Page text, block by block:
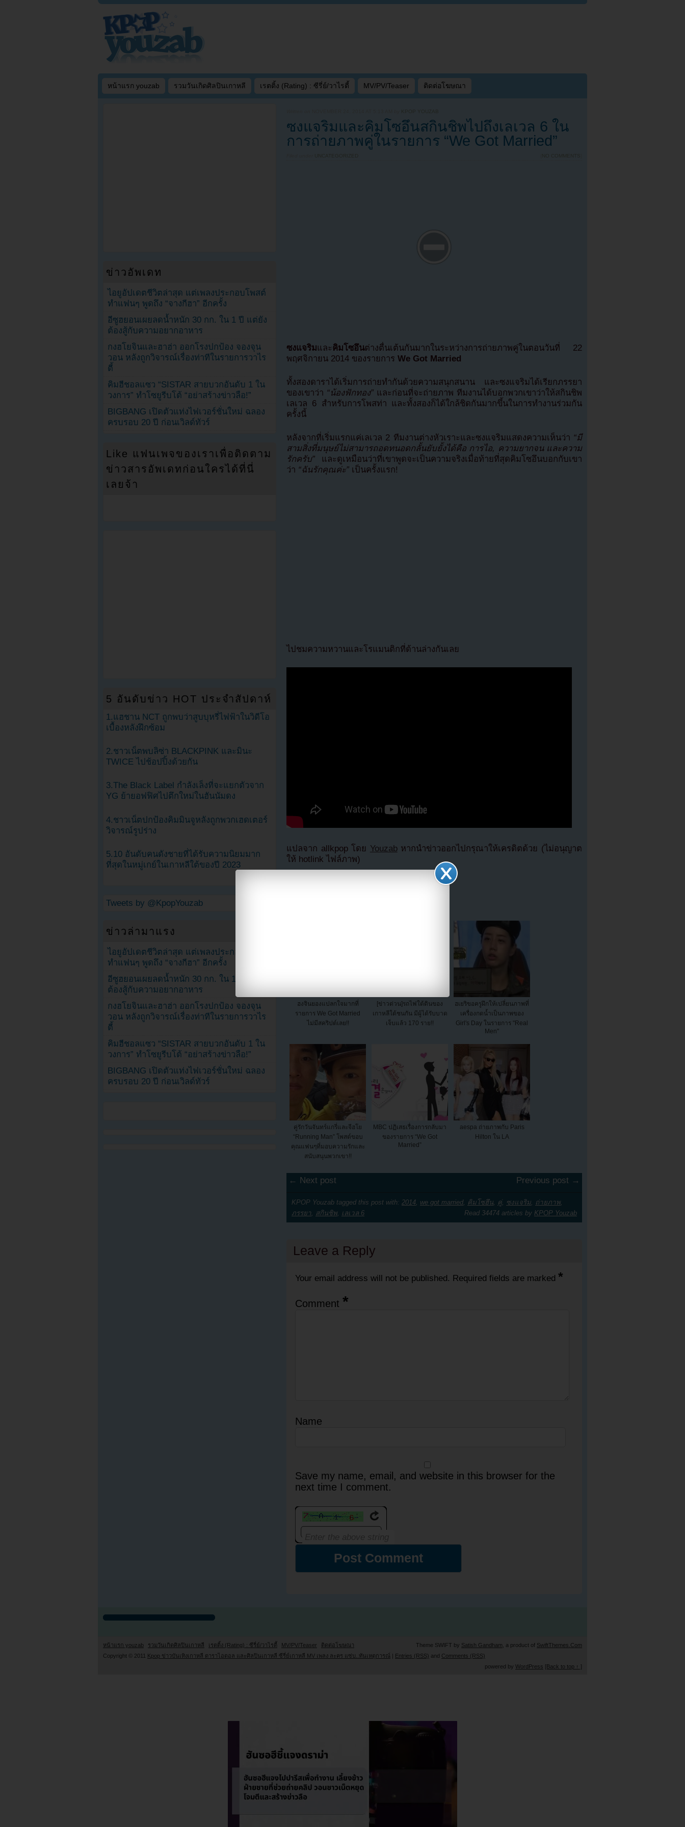
หน้าแรก youzab รวมวันเกิดศิลปินเกาหลี เรตติ้ง (Rating) : ซีรี่ย์/วาไรตี้ MV/PV/Teaser ติดต่อโฆษณา
KPOP YOUZAB
ซงแจริมและคิมโซอึนสกินชิพไปถึงเลเวล 6 ใน
การถ่ายภาพคู่ในรายการ “We Got Married”
UNCATEGORIZED NO COMMENTS
ซงแจริมและคิมโซอึนต่างตื่นเต้นกันมากในระหว่างการถ่ายภาพคู่ในตอนวันที่ 22
พฤศจิกายน 2014 ของรายการ We Got Married
ทั้งสองดาราได้เริ่มการถ่ายทำกันด้วยความสนุกสนาน และซงแจริมได้เรียกภรรยา
ของเขาว่า “น้องฟักทอง” และก่อนที่จะถ่ายภาพ ทีมงานได้บอกพวกเขาว่าให้สกินชิพ
เลเวล 6 สำหรับการโพสท่า และทั้งสองก็ได้ใกล้ชิดกันมากขึ้นในการทำงานร่วมกัน
ครั้งนี้
หลังจากที่เริ่มแรกแค่เลเวล 2 ทีมงานต่างหัวเราะและซงแจริมแสดงความเห็นว่า “มี
สามสิ่งที่มนุษย์ไม่สามารถอดทนอดกลั้นยับยั้งได้คือ การไอ, ความยากจน และความ
รักครับ” และดูเหมือนว่าที่เขาพูดจะเป็นความจริงเมื่อท้ายที่สุดคิมโซอึนบอกกับเขา
ว่า “ฉันรักคุณค่ะ” เป็นครั้งแรก!
ไปชมความหวานและโรแมนติกที่ด้านล่างกันเลย
แปลจาก allkpop โดย Youzabหากนำข่าวออกไปกรุณาให้เครดิตด้วย (ไม่อนุญาต
ให้ hotlink ไฟล์ภาพ)
ฮงจินยองแปลกใจมากที่
รายการ We Got Married
ไม่มีสคริปต์เลย!!
[ข่าวด่วน]รถไฟใต้ดินของ
เกาหลีใต้ชนกัน มีผู้ได้รับบาด
เจ็บแล้ว 170 ราย!!
ฮเยริขอครูฝึกให้เปลี่ยนภาพที่
เครื่องกดน้ำเป็นภาพของ
Girl′s Day ในรายการ "Real
Men"
คู่รักวันจันทร์แกรี่และจีฮโย
“Running Man” โพสต์ขอบ
คุณแฟนๆที่มอบความรักและ
สนับสนุนพวกเขา!!
MBC ปฏิเสธเรื่องการกลับมา
ของรายการ “We Got
Married”
aespa ถ่ายภาพกับ Paris
Hilton ใน LA
← Next post Previous post →
KPOP Youzab tagged this post with: 2014 we got married คิมโซฮึน คู่, ซงแจริม ถ่ายภาพ,
ภรรยา
สกินชิพ, เลเวล 6 Read 34474 articles by KPOP Youzab
Leave a Reply
Your email address will not be published. Required fields are marked *
Comment *
Name
Save my name, email, and website in this browser for the
next time I comment.
ข่าวอัพเดท
ไอยูอัปเดตชีวิตล่าสุด แต่เพลงประกอบโพสต์
ทำแฟนๆ พูดถึง “จางกีฮา” อีกครั้ง
อีซูฮยอนเผยลดน้ำหนัก 30 กก. ใน 1 ปี แต่ยัง
ต้องสู้กับความอยากอาหาร
กงฮโยจินและฮาฮ่า ออกโรงปกป้อง จองจุน
วอน หลังถูกวิจารณ์เรื่องท่าทีในรายการวาไร
ตี้
คิมฮีชอลแซว “SISTAR สายบวกอันดับ 1 ใน
วงการ” ทำโซยูรีบโต้ “อย่าสร้างข่าวลือ!”
BIGBANG เปิดตัวแท่งไฟเวอร์ชั่นใหม่ ฉลอง
ครบรอบ 20 ปี ก่อนเวิลด์ทัวร์
Like แฟนเพจของเราเพื่อติดตาม
ข่าวสารอัพเดทก่อนใครได้ที่นี่
เลยจ้า
5 อันดับข่าว HOT ประจำสัปดาห์
1.แฮชาน NCT ถูกพบว่าสูบบุหรี่ไฟฟ้าในวิดีโอ
เบื้องหลังฝึกซ้อม
2.ชาวเน็ตพบลิซ่า BLACKPINK และมินะ
TWICE ไปช้อปปิ้งด้วยกัน
3.The Black Label กำลังเล็งที่จะแยกตัวจาก
YG ย้ายอฟฟิศไปตึกใหม่ในฮันนัมดง
4.ชาวเน็ตปกป้องคิมมินจูหลังถูกพวกเฮดเตอร์
วิจารณ์รูปร่าง
5.10 อันดับคนดังชายที่ได้รับความนิยมมาก
ที่สุดในหมู่เกย์ในเกาหลีใต้ของปี 2023
Tweets by @KpopYouzab
ข่าวล่ามาแรง
ไอยูอัปเดตชีวิตล่าสุด แต่เพลงประกอบโพสต์
ทำแฟนๆ พูดถึง “จางกีฮา” อีกครั้ง
อีซูฮยอนเผยลดน้ำหนัก 30 กก. ใน 1 ปี แต่ยัง
ต้องสู้กับความอยากอาหาร
กงฮโยจินและฮาฮ่า ออกโรงปกป้อง จองจุน
วอน หลังถูกวิจารณ์เรื่องท่าทีในรายการวาไร
ตี้
คิมฮีชอลแซว “SISTAR สายบวกอันดับ 1 ใน
วงการ” ทำโซยูรีบโต้ “อย่าสร้างข่าวลือ!”
BIGBANG เปิดตัวแท่งไฟเวอร์ชั่นใหม่ ฉลอง
ครบรอบ 20 ปี ก่อนเวิลด์ทัวร์
หน้าแรก youzab รวมวันเกิดศิลปินเกาหลี เรตติ้ง (Rating) : ซีรี่ย์/วาไรตี้ MV/PV/Teaser ติดต่อโฆษณา Theme SWIFT by Satish Gandham , a product of SwiftThemes.Com
Copyright © 2011 Kpop ข่าวบันเทิงเกาหลี ดาราไอดอล และศิลปินเกาหลี ซีรี่ย์เกาหลี MV เพลง ละคร แซ่บ..ทันเหตุการณ์ | Entries (RSS) and Comments (RSS)
powered by WordPress [Back to top ↑ ]